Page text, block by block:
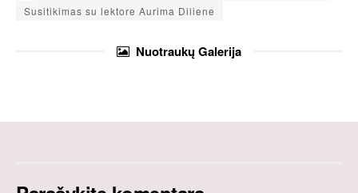
Susitikimas su lektore Aurima Diliene
NuotraukųGalerija